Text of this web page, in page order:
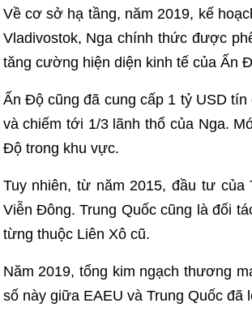
Về cơ sở hạ tầng, năm 2019, kế
Vladivostok, Nga chính thức được
tăng cường hiện diện kinh tế của Ấn
Ấn Độ cũng đã cung cấp 1 tỷ USD
và chiếm tới 1/3 lãnh thổ của Nga.
Độ trong khu vực.
Tuy nhiên, từ năm 2015, đầu tư
Viễn Đông. Trung Quốc cũng là đối
từng thuộc Liên Xô cũ.
Năm 2019, tổng kim ngạch thương
số này giữa EAEU và Trung Quốc đã